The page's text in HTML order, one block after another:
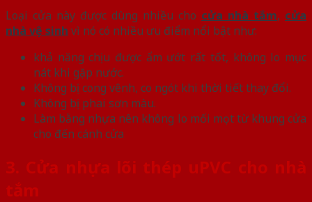
Loại cửa này được dùng nhiều cho cửa nhà tắm, cửa
nhà vệ sinh vì nó có nhiều ưu điểm nổi bật như:
khả năng chịu được ẩm ướt rất tốt, không lo mục
nát khi gặp nước.
Không bị cong vênh, co ngót khi thời tiết thay đổi.
Không bị phai sơn màu.
Làm bằng nhựa nên không lo mối mọt từ khung cửa
cho đến cánh cửa
3. Cửa nhựa lõi thép uPVC cho nhà
tắm